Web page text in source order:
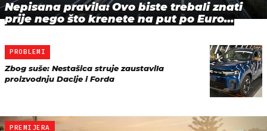
Nepisana pravila: Ovo biste trebali znati
prije nego što krenete na put po Euro…
PROBLEMI
Zbog suše: Nestašica struje zaustavila
proizvodnju Dacije i Forda
PREMIJERA